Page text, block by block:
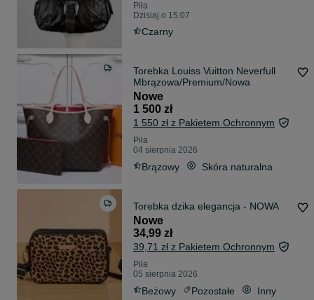
Piła
Dzisiaj o 15:07
Czarny
Torebka Louiss Vuitton Neverfull
Mbrązowa/Premium/Nowa
Nowe
1 500 zł
1 550 zł z Pakietem Ochronnym
Piła
04 sierpnia 2026
Brązowy Skóra naturalna
Torebka dzika elegancja - NOWA
Nowe
34,99 zł
39,71 zł z Pakietem Ochronnym
Piła
05 sierpnia 2026
Beżowy Pozostałe Inny